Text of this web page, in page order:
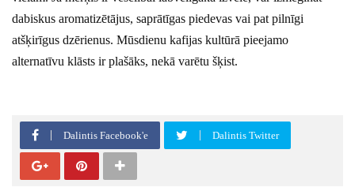
dabiskus aromatizētājus, saprātīgas piedevas vai pat pilnīgi
atšķirīgus dzērienus. Mūsdienu kafijas kultūrā pieejamo
alternatīvu klāsts ir plašāks, nekā varētu šķist.
Dalintis Facebook'e Dalintis Twitter